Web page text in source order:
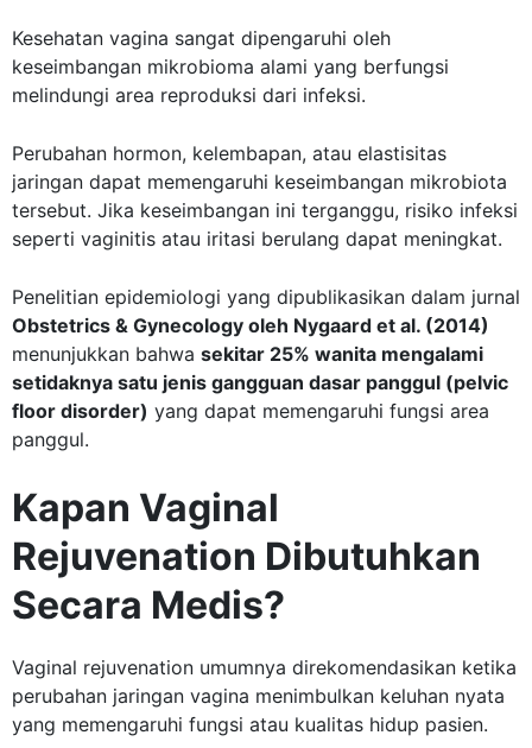
Kesehatan vagina sangat dipengaruhi oleh
keseimbangan mikrobioma alami yang berfungsi
melindungi area reproduksi dari infeksi.
Perubahan hormon, kelembapan, atau elastisitas
jaringan dapat memengaruhi keseimbangan mikrobiota
tersebut. Jika keseimbangan ini terganggu, risiko infeksi
seperti vaginitis atau iritasi berulang dapat meningkat.
Penelitian epidemiologi yang dipublikasikan dalam jurnal
Obstetrics & Gynecology oleh Nygaard et al. (2014)
menunjukkan bahwa sekitar 25% wanita mengalami
setidaknya satu jenis gangguan dasar panggul (pelvic
floor disorder) yang dapat memengaruhi fungsi area
panggul.
Kapan Vaginal
Rejuvenation Dibutuhkan
Secara Medis?
Vaginal rejuvenation umumnya direkomendasikan ketika
perubahan jaringan vagina menimbulkan keluhan nyata
yang memengaruhi fungsi atau kualitas hidup pasien.